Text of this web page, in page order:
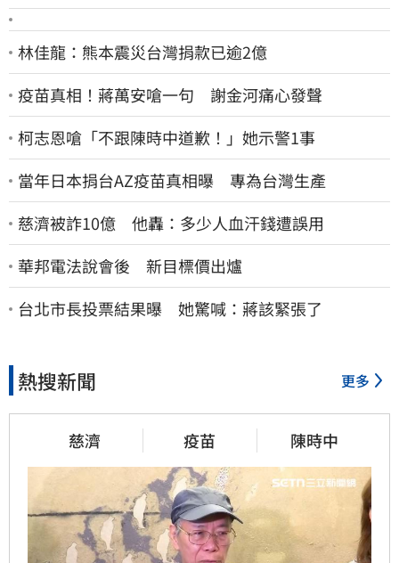
林佳龍：熊本震災台灣捐款已逾2億
疫苗真相！蔣萬安嗆一句 謝金河痛心發聲
柯志恩嗆「不跟陳時中道歉！」她示警1事
當年日本捐台AZ疫苗真相曝 專為台灣生產
慈濟被詐10億 他轟：多少人血汗錢遭誤用
華邦電法說會後 新目標價出爐
台北市長投票結果曝 她驚喊：蔣該緊張了
熱搜新聞 更多
慈濟 疫苗 陳時中